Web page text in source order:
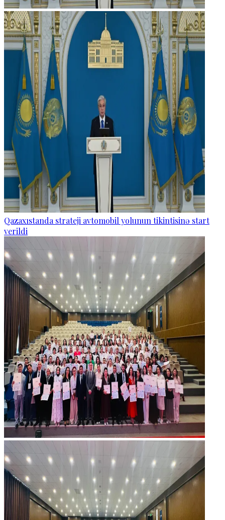
Qazaxıstanda strateji avtomobil yolunun tikintisinə start
verildi